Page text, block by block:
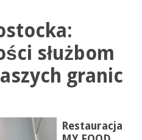
służbom
granic
Restauracja